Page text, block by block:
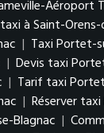
Aéroport
à Saint-
| Taxi Portet-
| Devis taxi
| Tarif taxi
| Réserver
Blagnac |